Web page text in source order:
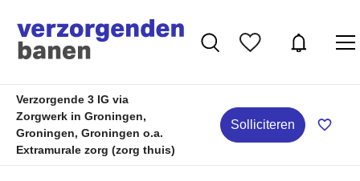
Verzorgende 3 IG via
Zorgwerk in Groningen,
Groningen, Groningen o.a.
Extramurale zorg (zorg thuis)
Solliciteren